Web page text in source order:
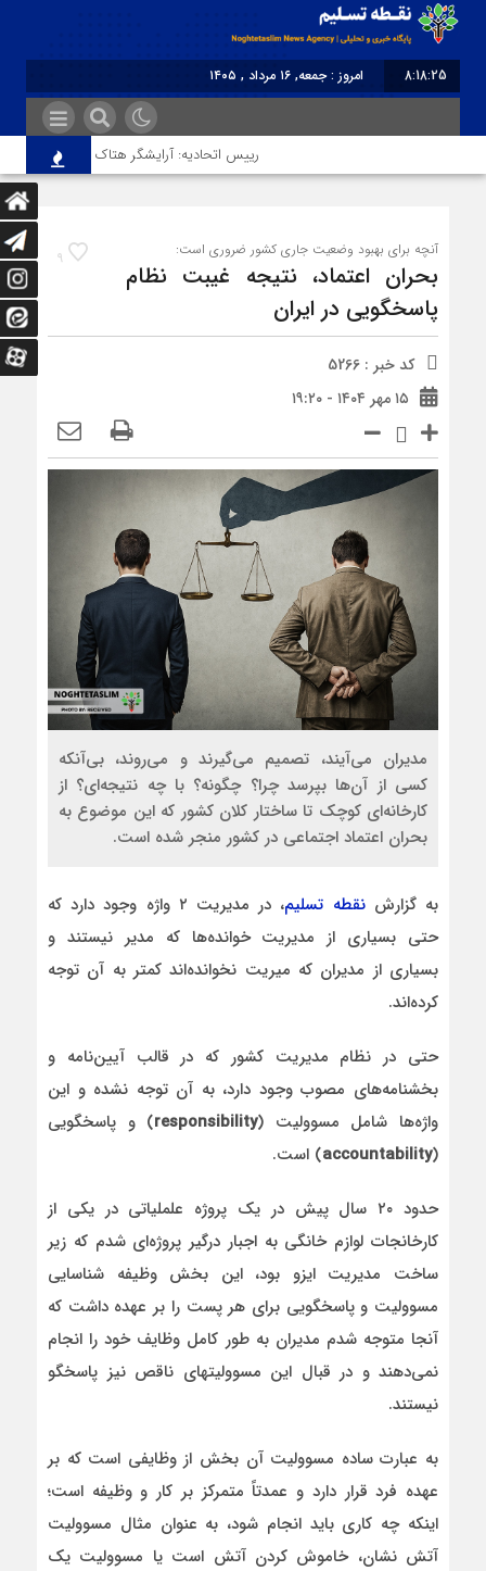
8:18:25
امروز : جمعه, ۱۶ مرداد , ۱۴۰۵
رییس اتحادیه: آرایشگر هتاک در قزوین عضو
9 آنچه برای بهبود وضعیت جاری کشور ضروری است:
بحران اعتماد، نتیجه غیبت نظام
پاسخگویی در ایران
کد خبر : 5266
۱۵ مهر ۱۴۰۴ - ۱۹:۲۰
مدیران می‌آیند، تصمیم می‌گیرند و می‌روند، بی‌آنکه
کسی از آن‌ها بپرسد چرا؟ چگونه؟ با چه نتیجه‌ای؟ از
کارخانه‌ای کوچک تا ساختار کلان کشور که این موضوع به
بحران اعتماد اجتماعی در کشور منجر شده است.
به گزارشنقطه تسلیم
، در مدیریت ۲ واژه وجود دارد که
حتی بسیاری از مدیریت خوانده‌ها که مدیر نیستند و
بسیاری از مدیران که میریت نخوانده‌اند کمتر به آن توجه
کرده‌اند.
حتی در نظام مدیریت کشور که در قالب آیین‌نامه و
بخشنامه‌های مصوب وجود دارد، به آن توجه نشده و این
واژه‌ها شامل مسوولیت (responsibility) و پاسخگویی
(
accountability) است.
حدود ۲۰ سال پیش در یک پروژه علملیاتی در یکی از
کارخانجات لوازم خانگی به اجبار درگیر پروژه‌ای شدم که زیر
ساخت مدیریت ایزو بود، این بخش وظیفه شناسایی
مسوولیت و پاسخگویی برای هر پست را بر عهده داشت که
آنجا متوجه شدم مدیران به طور کامل وظایف خود را انجام
نمی‌دهند و در قبال این مسوولیتهای ناقص نیز پاسخگو
نیستند.
به عبارت ساده مسوولیت آن بخش از وظایفی است که بر
عهده فرد قرار دارد و عمدتاً متمرکز بر کار و وظیفه است؛
اینکه چه کاری باید انجام شود، به عنوان مثال مسوولیت
آتش نشان، خاموش کردن آتش است یا مسوولیت یک